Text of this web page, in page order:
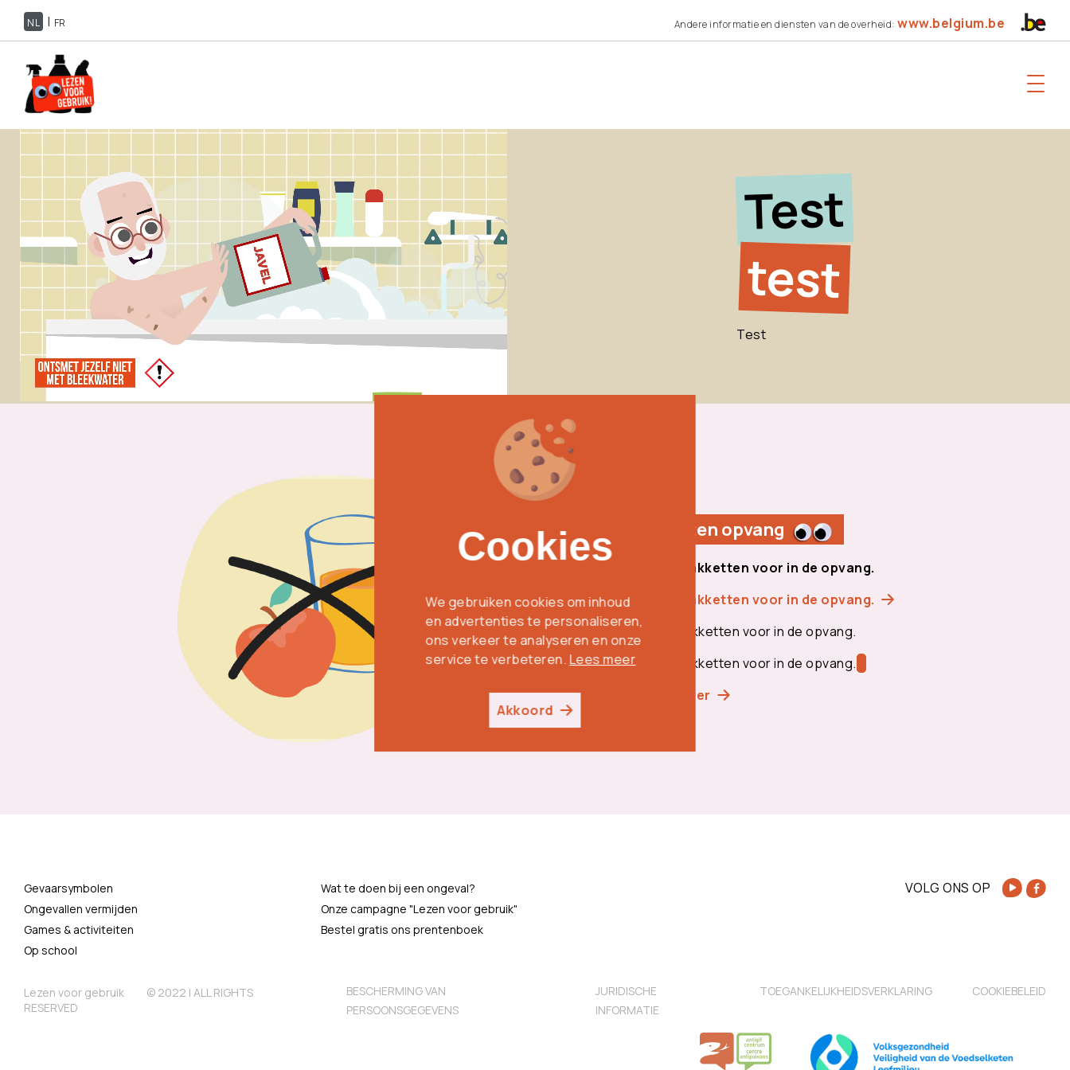
Cookies
We gebruiken cookies om inhoud
en advertenties te personaliseren,
ons verkeer te analyseren en onze
service te verbeteren.Lees meer
Akkoord
NL | FR Andere informatie en diensten van de overheid: www.belgium.be
Test
test
Test
Lespakketten opvang
Bestel onze pakketten voor in de opvang.
Bestel onze pakketten voor in de opvang.
Bestel onze pakketten voor in de opvang.
Bestel onze pakketten voor in de opvang.
Lees onze folder
Gevaarsymbolen
Ongevallen vermijden
Games & activiteiten
Op school
Wat te doen bij een ongeval?
Onze campagne "Lezen voor gebruik"
Bestel gratis ons prentenboek
VOLG ONS OP
Lezen voor gebruik
© 2022 | ALL RIGHTS
RESERVED
BESCHERMING VAN
PERSOONSGEGEVENS
JURIDISCHE
INFORMATIE
TOEGANKELIJKHEIDSVERKLARING COOKIEBELEID
Cookies
We gebruiken cookies om inhoud
en advertenties te personaliseren,
ons verkeer te analyseren en onze
service te verbeteren.Lees meer
Akkoord